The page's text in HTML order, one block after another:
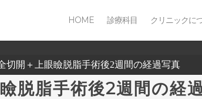
HOME 診療科目 クリニックに
切開＋上眼瞼脱脂手術後2週間の経過写真
脱脂手術後2週間の経